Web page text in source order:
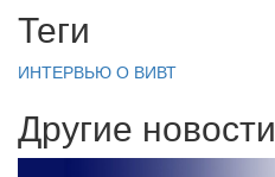
Теги
ИНТЕРВЬЮ О ВИВТ
Другие новости